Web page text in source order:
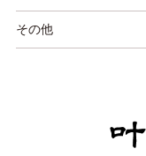
その他